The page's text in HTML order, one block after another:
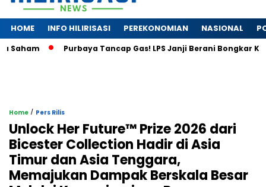
HOME INFO HILIRISASI PEREKONOMIAN NASIONAL
Purbaya Tancap Gas! LPS Janji Berani Bongkar Krisis
Home / Pers Rilis
Unlock Her Future™ Prize 2026 dari
Bicester Collection Hadir di Asia
Timur dan Asia Tenggara,
Memajukan Dampak Berskala Besar